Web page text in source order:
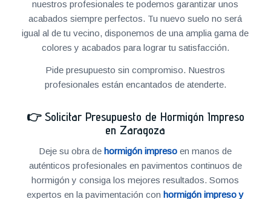
nuestros profesionales te podemos garantizar unos
acabados siempre perfectos. Tu nuevo suelo no será
igual al de tu vecino, disponemos de una amplia gama de
colores y acabados para lograr tu satisfacción.
Pide presupuesto sin compromiso. Nuestros
profesionales están encantados de atenderte.
👉 Solicitar Presupuesto de Hormigón Impreso
en Zaragoza
Deje su obra dehormigón impreso en manos de
auténticos profesionales en pavimentos continuos de
hormigón y consiga los mejores resultados. Somos
expertos en la pavimentación conhormigón impreso y